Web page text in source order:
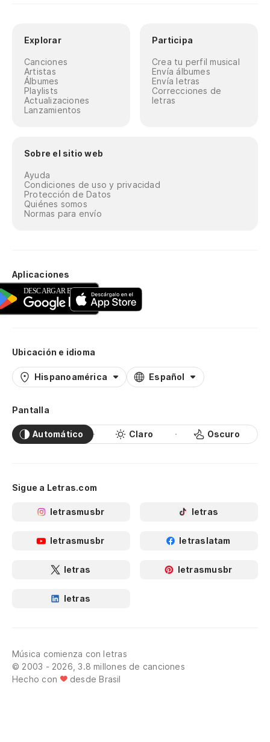
Explorar
Canciones
Artistas
Álbumes
Playlists
Actualizaciones
Lanzamientos
Participa
Crea tu perfil musical
Envía álbumes
Envía letras
Correcciones de
letras
Sobre el sitio web
Ayuda
Condiciones de uso y privacidad
Protección de Datos
Quiénes somos
Normas para envío
Aplicaciones
Ubicación e idioma
Hispanoamérica Español
Pantalla
Automático Claro Oscuro
Sigue a Letras.com
letrasmusbr letras
letrasmusbr letraslatam
letras letrasmusbr
letras
Música comienza con letras
© 2003 - 2026, 3.8 millones de canciones
Hecho con
desde Brasil